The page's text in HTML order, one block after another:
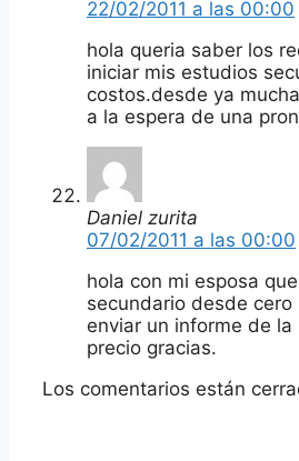
22/02/2011 a las 00:00
hola queria saber los
iniciar mis estudios
costos.desde ya
a la espera de una
Daniel zurita
07/02/2011 a las 00:00
hola con mi esposa
secundario desde cero
enviar un informe de la
precio gracias.
Los comentarios están